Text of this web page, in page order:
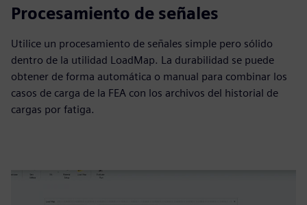
Procesamiento de señales
Utilice un procesamiento de señales simple pero sólido
dentro de la utilidad LoadMap. La durabilidad se puede
obtener de forma automática o manual para combinar los
casos de carga de la FEA con los archivos del historial de
cargas por fatiga.